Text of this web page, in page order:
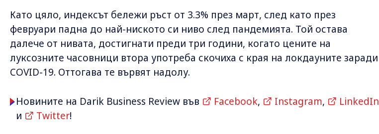
Като цяло, индексът бележи ръст от 3.3% през март, след като през
февруари падна до най-ниското си ниво след пандемията. Той остава
далече от нивата, достигнати преди три години, когато цените на
луксозните часовници втора употреба скочиха с края на локдауните заради
COVID-19. Оттогава те вървят надолу.
Новините на Darik Business Review във Facebook, Instagram,
LinkedIn
и
Twitter!